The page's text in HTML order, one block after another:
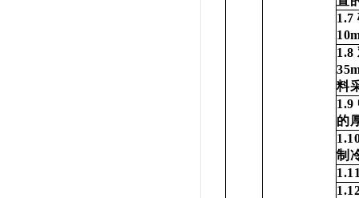
1.7
1.8
料
1.9
的
制